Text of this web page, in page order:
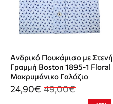
Aνδρικό Πουκάμισο με Στενή
Γραμμή Boston 1895-1 Floral
Μακρυμάνικο Γαλάζιο
24,90€ 49,00€